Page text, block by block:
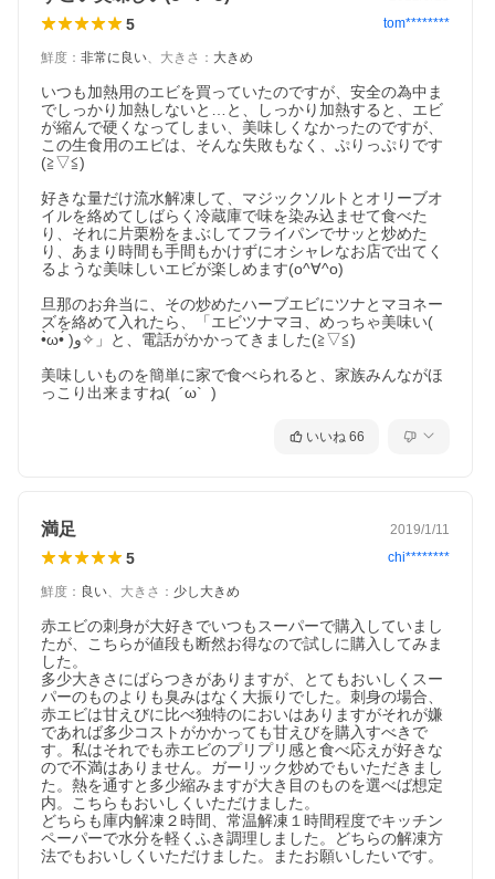
5 tom********
鮮度 ： 非常に良い、 大きさ ： 大きめ
いつも加熱用のエビを買っていたのですが、安全の為中ま
でしっかり加熱しないと…と、しっかり加熱すると、エビ
が縮んで硬くなってしまい、美味しくなかったのですが、
この生食用のエビは、そんな失敗もなく、ぷりっぷりです
(≧▽≦)
好きな量だけ流水解凍して、マジックソルトとオリーブオ
イルを絡めてしばらく冷蔵庫で味を染み込ませて食べた
り、それに片栗粉をまぶしてフライパンでサッと炒めた
り、あまり時間も手間もかけずにオシャレなお店で出てく
るような美味しいエビが楽しめます(o^∀^o)
旦那のお弁当に、その炒めたハーブエビにツナとマヨネー
ズを絡めて入れたら、「エビツナマヨ、めっちゃ美味い(
•̀ω•́ )و✧」と、電話がかかってきました(≧▽≦)
美味しいものを簡単に家で食べられると、家族みんながほ
っこり出来ますね(  ´ω`  )
いいね 66
満足 2019/1/11
5 chi********
鮮度 ： 良い、 大きさ ： 少し大きめ
赤エビの刺身が大好きでいつもスーパーで購入していまし
たが、こちらが値段も断然お得なので試しに購入してみま
した。
多少大きさにばらつきがありますが、とてもおいしくスー
パーのものよりも臭みはなく大振りでした。刺身の場合、
赤エビは甘えびに比べ独特のにおいはありますがそれが嫌
であれば多少コストがかかっても甘えびを購入すべきで
す。私はそれでも赤エビのプリプリ感と食べ応えが好きな
ので不満はありません。ガーリック炒めでもいただきまし
た。熱を通すと多少縮みますが大き目のものを選べば想定
内。こちらもおいしくいただけました。
どちらも庫内解凍２時間、常温解凍１時間程度でキッチン
ペーパーで水分を軽くふき調理しました。どちらの解凍方
法でもおいしくいただけました。またお願いしたいです。